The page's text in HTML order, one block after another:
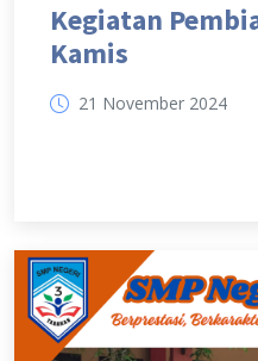
Kegiatan
Kamis
21 November 2024